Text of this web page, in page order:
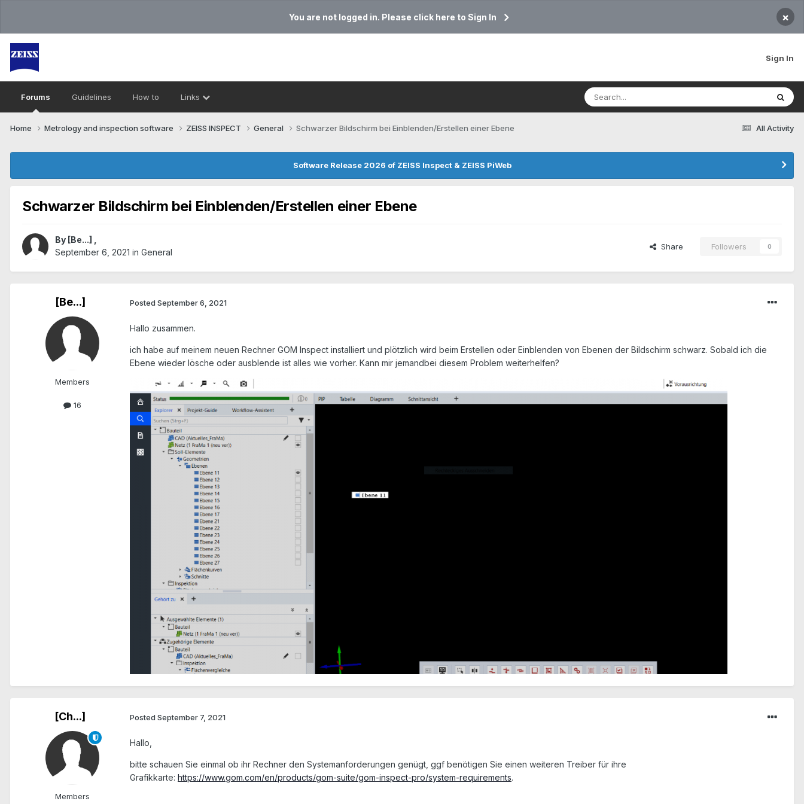
You are not logged in. Please click here to Sign In ×
Sign In
Forums Guidelines How to Links
All Activity
Home Metrology and inspection software ZEISS INSPECT General Schwarzer Bildschirm bei Einblenden/Erstellen einer Ebene
Software Release 2026 of ZEISS Inspect & ZEISS PiWeb
Schwarzer Bildschirm bei Einblenden/Erstellen einer Ebene
By [Be...]
September 6, 2021 in General
Share Followers 0
[Be...]
Members
16
Posted September 6, 2021
Hallo zusammen.
ich habe auf meinem neuen Rechner GOM Inspect installiert und plötzlich wird beim Erstellen oder Einblenden von Ebenen der Bildschirm schwarz. Sobald ich die
Ebene wieder lösche oder ausblende ist alles wie vorher. Kann mir jemandbei diesem Problem weiterhelfen?
[Ch...]
Members
Posted September 7, 2021
Hallo,
bitte schauen Sie einmal ob ihr Rechner den Systemanforderungen genügt, ggf benötigen Sie einen weiteren Treiber für ihre
Grafikkarte: https://www.gom.com/en/products/gom-suite/gom-inspect-pro/system-requirements.